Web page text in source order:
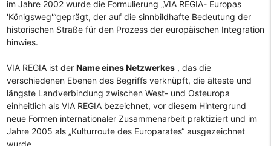
im Jahre 2002 wurde die Formulierung „VIA REGIA- Europas
'Königsweg'“geprägt, der auf die sinnbildhafte Bedeutung der
historischen Straße für den Prozess der europäischen Integration
hinwies.
VIA REGIA ist der Name eines Netzwerkes, das die
verschiedenen Ebenen des Begriffs verknüpft, die älteste und
längste Landverbindung zwischen West- und Osteuropa
einheitlich als VIA REGIA bezeichnet, vor diesem Hintergrund
neue Formen internationaler Zusammenarbeit praktiziert und im
Jahre 2005 als „Kulturroute des Europarates“ ausgezeichnet